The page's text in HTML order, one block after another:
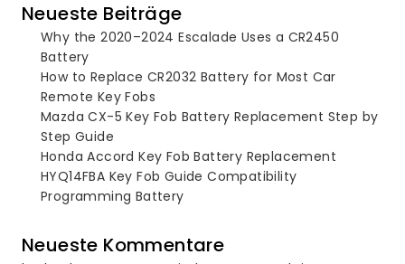
Neueste Beiträge
Why the 2020–2024 Escalade Uses a CR2450
Battery
How to Replace CR2032 Battery for Most Car
Remote Key Fobs
Mazda CX-5 Key Fob Battery Replacement Step by
Step Guide
Honda Accord Key Fob Battery Replacement
HYQ14FBA Key Fob Guide Compatibility
Programming Battery
Neueste Kommentare